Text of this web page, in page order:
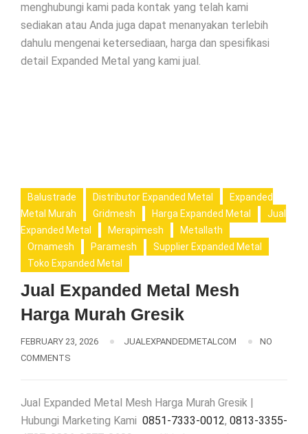
menghubungi kami pada kontak yang telah kami
sediakan atau Anda juga dapat menanyakan terlebih
dahulu mengenai ketersediaan, harga dan spesifikasi
detail Expanded Metal yang kami jual.
Balustrade Distributor Expanded Metal
Expanded
Metal Murah
Gridmesh Harga Expanded Metal
Jual
Expanded Metal
Merapimesh
Metallath
Ornamesh
Paramesh
Supplier Expanded Metal
Toko Expanded Metal
Jual Expanded Metal Mesh
Harga Murah Gresik
FEBRUARY 23, 2026 JUALEXPANDEDMETALCOM
NO
COMMENTS
Jual Expanded Metal Mesh Harga Murah Gresik |
Hubungi Marketing Kami 0851-7333-0012, 0813-3355-